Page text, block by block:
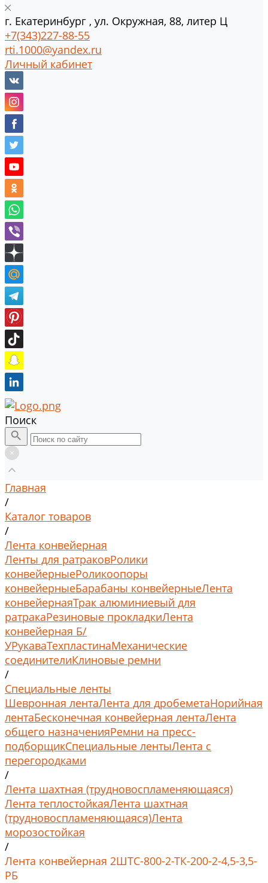
г. Екатеринбург , ул. Окружная, 88, литер Ц
+7(343)227-88-55
rti.1000@yandex.ru
Личный кабинет
Поиск
Главная
/
Каталог товаров
/
Лента конвейерная
Ленты для ратраковРолики
конвейерныеРоликоопоры
конвейерныеБарабаны конвейерныеЛента
конвейернаяТрак алюминиевый для
ратракаРезиновые прокладкиЛента
конвейерная Б/
УРукаваТехпластинаМеханические
соединителиКлиновые ремни
/
Специальные ленты
Шевронная лентаЛента для дробеметаНорийная
лентаБесконечная конвейерная лентаЛента
общего назначенияРемни на пресс-
подборщикСпециальные лентыЛента с
перегородками
/
Лента шахтная (трудновоспламеняющаяся)
Лента теплостойкаяЛента шахтная
(трудновоспламеняющаяся)Лента
морозостойкая
/
Лента конвейерная 2ШТС-800-2-ТК-200-2-4,5-3,5-
РБ